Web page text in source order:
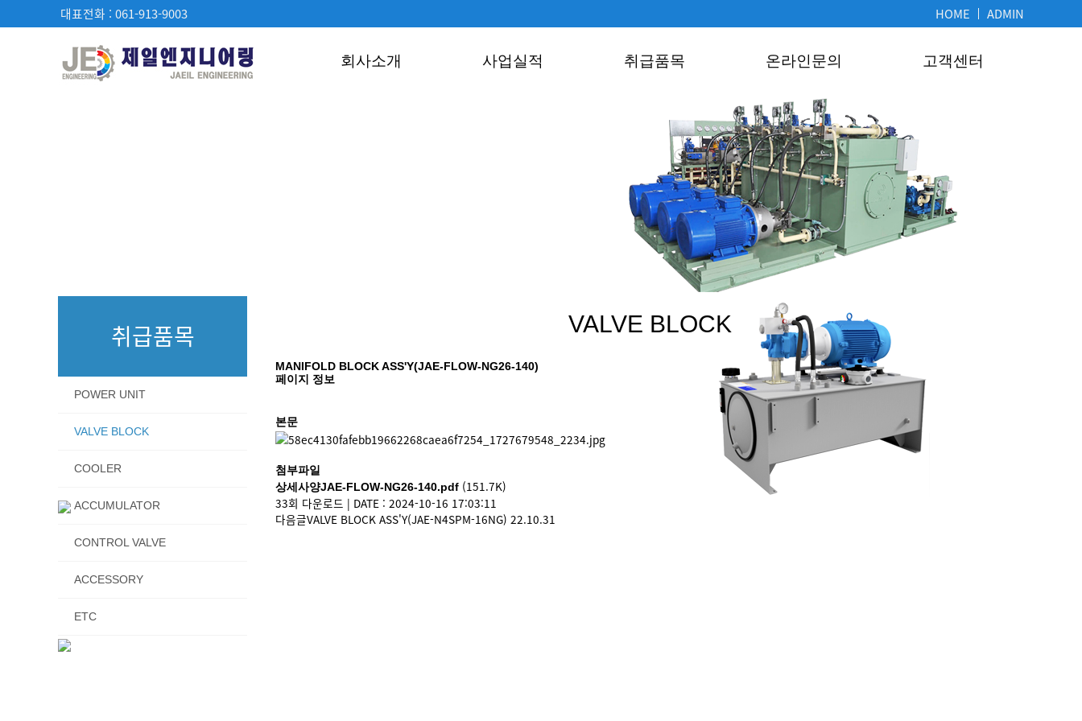
대표전화 : 061-913-9003 HOME ADMIN
회사소개 사업실적 취급품목 온라인문의 고객센터
취급품목
POWER UNIT
VALVE BLOCK
COOLER
ACCUMULATOR
CONTROL VALVE
ACCESSORY
ETC
VALVE BLOCK
MANIFOLD BLOCK ASS'Y(JAE-FLOW-NG26-140)
페이지 정보
본문
첨부파일
상세사양JAE-FLOW-NG26-140.pdf (151.7K)
33회 다운로드 | DATE : 2024-10-16 17:03:11
다음글VALVE BLOCK ASS'Y(JAE-N4SPM-16NG) 22.10.31